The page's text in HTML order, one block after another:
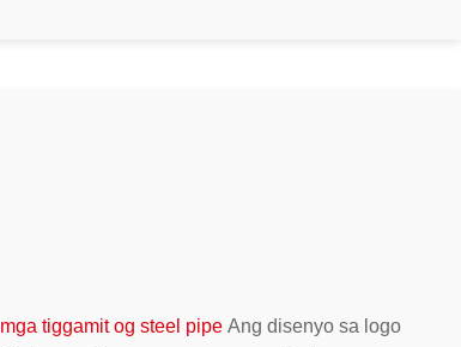
tiggamit og steel pipe Ang disenyo sa logo